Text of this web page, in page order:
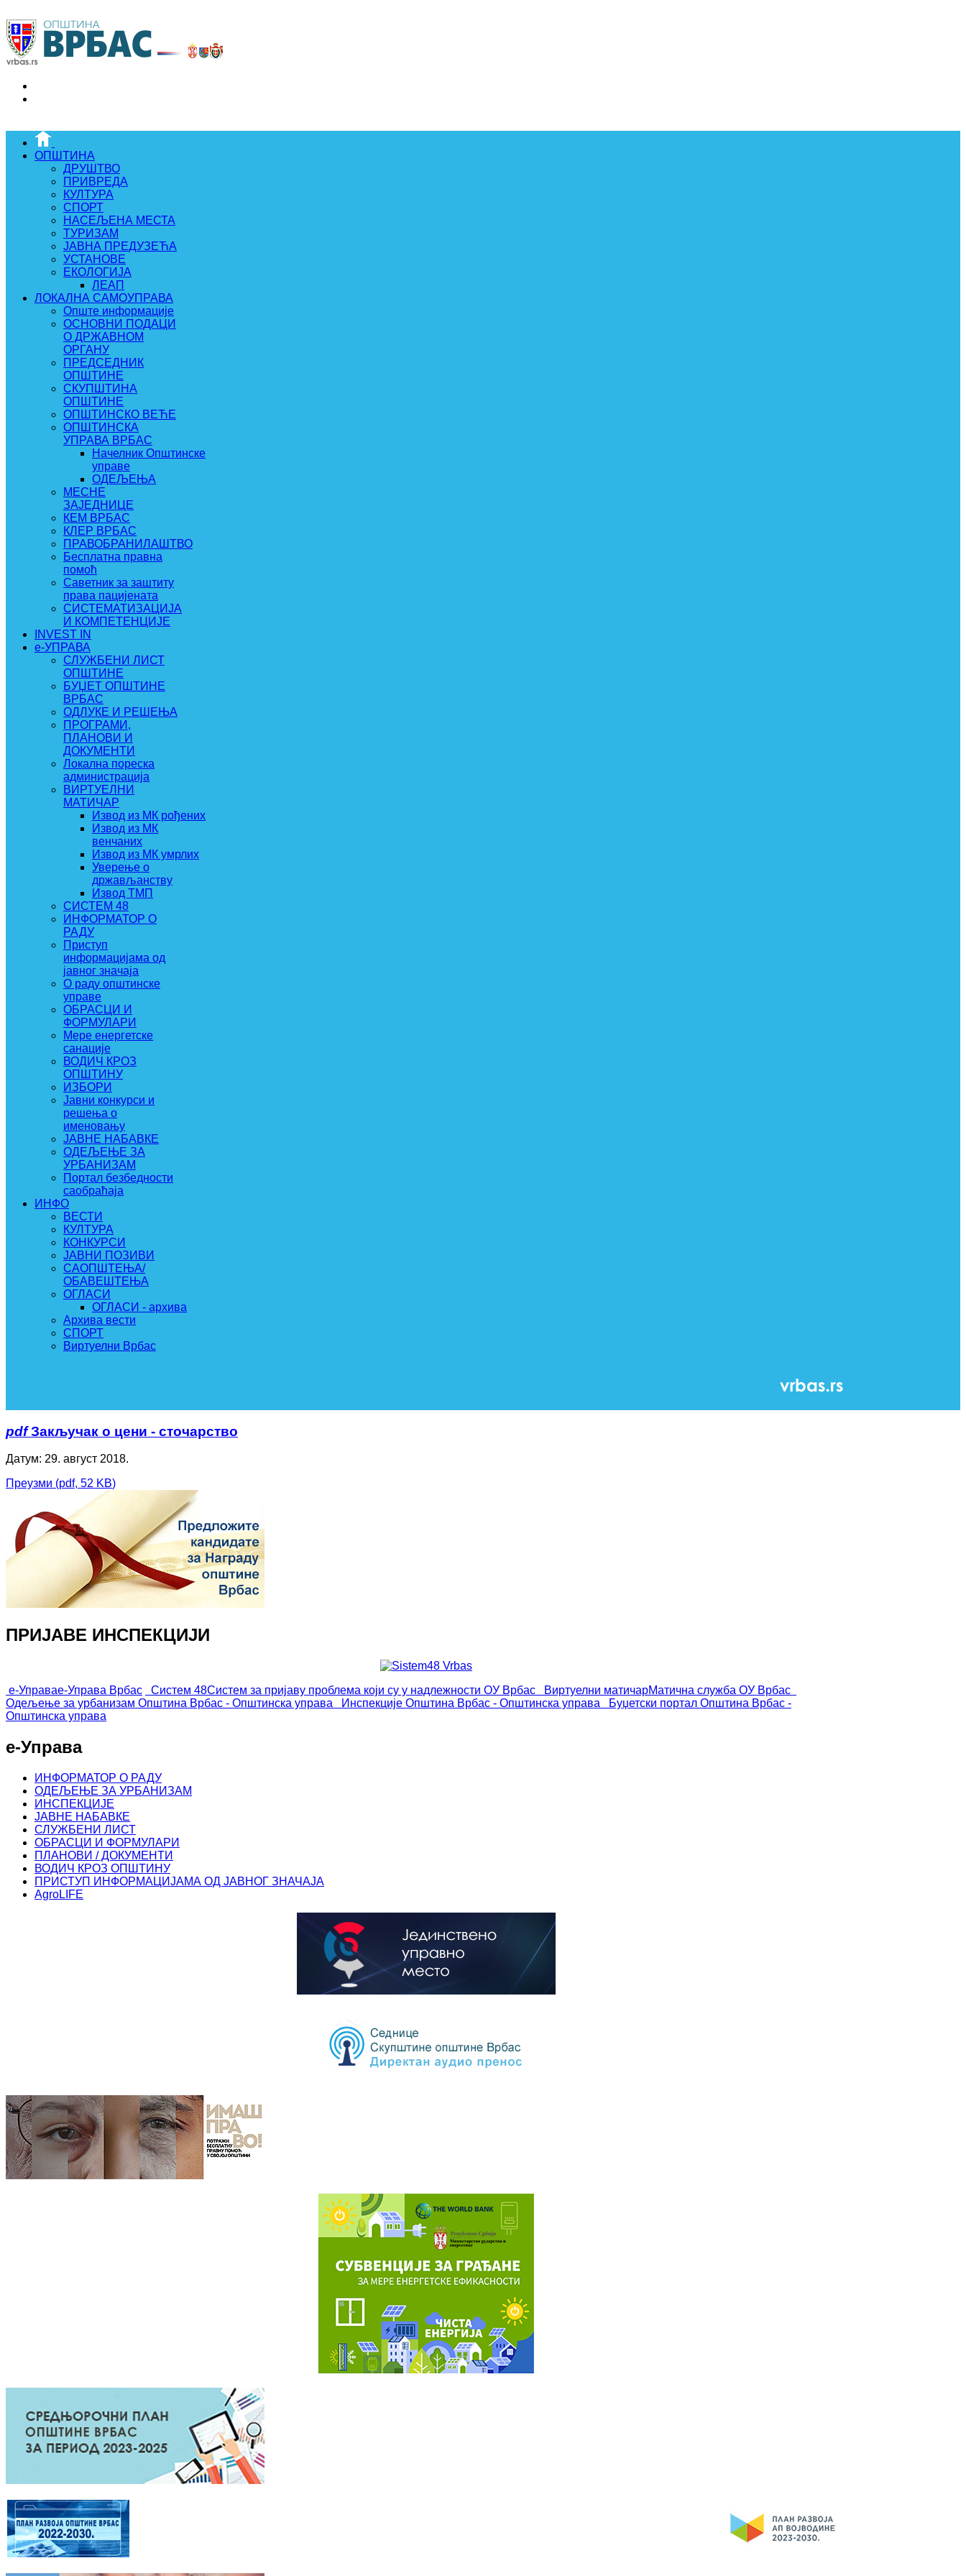
ОПШТИНА
ДРУШТВО
ПРИВРЕДА
КУЛТУРА
СПОРТ
НАСЕЉЕНА МЕСТА
ТУРИЗАМ
ЈАВНА ПРЕДУЗЕЋА
УСТАНОВЕ
ЕКОЛОГИЈА
ЛЕАП
ЛОКАЛНА САМОУПРАВА
Опште информације
ОСНОВНИ ПОДАЦИ
О ДРЖАВНОМ
ОРГАНУ
ПРЕДСЕДНИК
ОПШТИНЕ
СКУПШТИНА
ОПШТИНЕ
ОПШТИНСКО ВЕЋЕ
ОПШТИНСКА
УПРАВА ВРБАС
Начелник Општинске
управе
ОДЕЉЕЊА
МЕСНЕ
ЗАЈЕДНИЦЕ
КЕМ ВРБАС
КЛЕР ВРБАС
ПРАВОБРАНИЛАШТВО
Бесплатна правна
помоћ
Саветник за заштиту
права пацијената
СИСТЕМАТИЗАЦИЈА
И КОМПЕТЕНЦИЈЕ
INVEST IN
e-УПРАВА
СЛУЖБЕНИ ЛИСТ
ОПШТИНЕ
БУЏЕТ ОПШТИНЕ
ВРБАС
ОДЛУКЕ И РЕШЕЊА
ПРОГРАМИ,
ПЛАНОВИ И
ДОКУМЕНТИ
Локална пореска
администрација
ВИРТУЕЛНИ
МАТИЧАР
Извод из МК рођених
Извод из МК
венчаних
Извод из МК умрлих
Уверење о
држављанству
Извод ТМП
СИСТЕМ 48
ИНФОРМАТОР О
РАДУ
Приступ
информацијама од
јавног значаја
О раду општинске
управе
ОБРАСЦИ И
ФОРМУЛАРИ
Мере енергетске
санације
ВОДИЧ КРОЗ
ОПШТИНУ
ИЗБОРИ
Јавни конкурси и
решења о
именовању
ЈАВНЕ НАБАВКЕ
ОДЕЉЕЊЕ ЗА
УРБАНИЗАМ
Портал безбедности
саобраћаја
ИНФО
ВЕСТИ
КУЛТУРА
КОНКУРСИ
ЈАВНИ ПОЗИВИ
САОПШТЕЊА/
ОБАВЕШТЕЊА
ОГЛАСИ
ОГЛАСИ - архива
Архива вести
СПОРТ
Виртуелни Врбас
pdf Закључак о цени - сточарство
Датум: 29. август 2018.
Преузми (pdf, 52 KB)
ПРИЈАВЕ ИНСПЕКЦИЈИ
е-Управае-Управа Врбас Систем 48Систем за пријаву проблема који су у надлежности ОУ Врбас Виртуелни матичарМатична служба ОУ Врбас
Одељење за урбанизам Општина Врбас - Општинска управа Инспекције Општина Врбас - Општинска управа Буџетски портал Општина Врбас -
Општинска управа
е-Управа
ИНФОРМАТОР О РАДУ
ОДЕЉЕЊЕ ЗА УРБАНИЗАМ
ИНСПЕКЦИЈЕ
ЈАВНЕ НАБАВКЕ
СЛУЖБЕНИ ЛИСТ
ОБРАСЦИ И ФОРМУЛАРИ
ПЛАНОВИ / ДОКУМЕНТИ
ВОДИЧ КРОЗ ОПШТИНУ
ПРИСТУП ИНФОРМАЦИЈАМА ОД ЈАВНОГ ЗНАЧАЈА
AgroLIFE